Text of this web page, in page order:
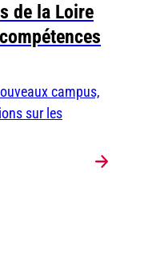
de la Loire
campus,
sur les